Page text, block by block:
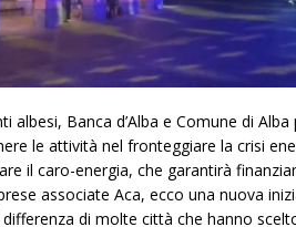
albesi, Banca d’Alba e Comune di
le attività nel fronteggiare la crisi
il caro-energia, che garantirà
associate Aca, ecco una nuova
di molte città che hanno